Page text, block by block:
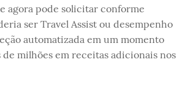
agora pode solicitar conforme
ser Travel Assist ou desempenho
automatizada em um momento
milhões em receitas adicionais nos